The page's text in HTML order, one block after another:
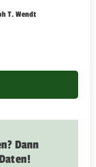
T. Wendt
Dann